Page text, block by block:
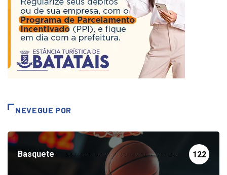
NEVEGUE POR
Basquete 122